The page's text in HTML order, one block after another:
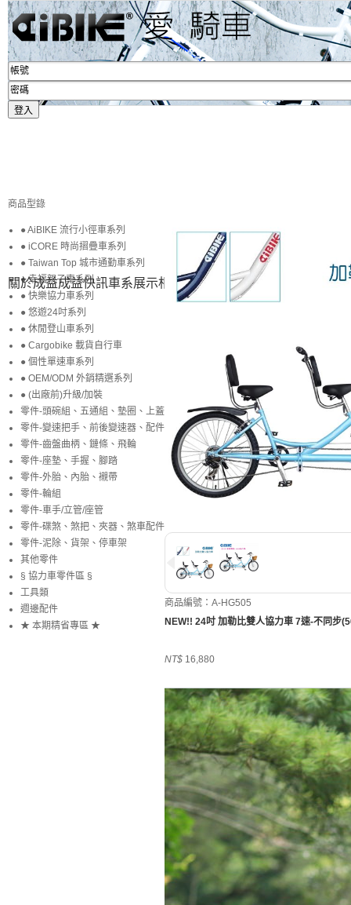
關於成益成益快訊車系展示相簿賞圖 生活專區
商品編號：A-HG505
NEW!! 24吋 加勒比雙人協力車 7速-不同步
NT$ 16,880
商品型錄
● AiBIKE 流行小徑車系列
● iCORE 時尚摺疊車系列
● Taiwan Top 城市通勤車系列
● 幸福親子車系列
● 快樂協力車系列
● 悠遊24吋系列
● 休閒登山車系列
● Cargobike 載貨自行車
● 個性單速車系列
● OEM/ODM 外銷精選系列
● (出廠前)升級/加裝
零件-頭碗組、五通組、墊圈、上蓋
零件-變速把手、前後變速器、配件
零件-齒盤曲柄、鏈條、飛輪
零件-座墊、手握、腳踏
零件-外胎、內胎、襯帶
零件-輪組
零件-車手/立管/座管
零件-碟煞、煞把、夾器、煞車配件
零件-泥除、貨架、停車架
其他零件
§ 協力車零件區 §
工具類
週邊配件
★ 本期精省專區 ★